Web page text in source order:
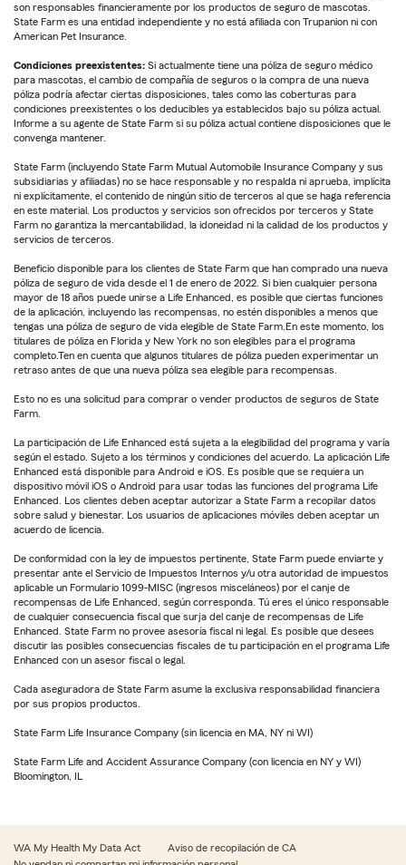
son responsables financieramente por los productos de seguro de mascotas.
State Farm es una entidad independiente y no está afiliada con Trupanion ni con
American Pet Insurance.
Condiciones preexistentes: Si actualmente tiene una póliza de seguro médico
para mascotas, el cambio de compañía de seguros o la compra de una nueva
póliza podría afectar ciertas disposiciones, tales como las coberturas para
condiciones preexistentes o los deducibles ya establecidos bajo su póliza actual.
Informe a su agente de State Farm si su póliza actual contiene disposiciones que le
convenga mantener.
State Farm (incluyendo State Farm Mutual Automobile Insurance Company y sus
subsidiarias y afiliadas) no se hace responsable y no respalda ni aprueba, implícita
ni explícitamente, el contenido de ningún sitio de terceros al que se haga referencia
en este material. Los productos y servicios son ofrecidos por terceros y State
Farm no garantiza la mercantabilidad, la idoneidad ni la calidad de los productos y
servicios de terceros.
Beneficio disponible para los clientes de State Farm que han comprado una nueva
póliza de seguro de vida desde el 1 de enero de 2022. Si bien cualquier persona
mayor de 18 años puede unirse a Life Enhanced, es posible que ciertas funciones
de la aplicación, incluyendo las recompensas, no estén disponibles a menos que
tengas una póliza de seguro de vida elegible de State Farm.En este momento, los
titulares de póliza en Florida y New York no son elegibles para el programa
completo.Ten en cuenta que algunos titulares de póliza pueden experimentar un
retraso antes de que una nueva póliza sea elegible para recompensas.
Esto no es una solicitud para comprar o vender productos de seguros de State
Farm.
La participación de Life Enhanced está sujeta a la elegibilidad del programa y varía
según el estado. Sujeto a los términos y condiciones del acuerdo. La aplicación Life
Enhanced está disponible para Android e iOS. Es posible que se requiera un
dispositivo móvil iOS o Android para usar todas las funciones del programa Life
Enhanced. Los clientes deben aceptar autorizar a State Farm a recopilar datos
sobre salud y bienestar. Los usuarios de aplicaciones móviles deben aceptar un
acuerdo de licencia.
De conformidad con la ley de impuestos pertinente, State Farm puede enviarte y
presentar ante el Servicio de Impuestos Internos y/u otra autoridad de impuestos
aplicable un Formulario 1099-MISC (ingresos misceláneos) por el canje de
recompensas de Life Enhanced, según corresponda. Tú eres el único responsable
de cualquier consecuencia fiscal que surja del canje de recompensas de Life
Enhanced. State Farm no provee asesoría fiscal ni legal. Es posible que desees
discutir las posibles consecuencias fiscales de tu participación en el programa Life
Enhanced con un asesor fiscal o legal.
Cada aseguradora de State Farm asume la exclusiva responsabilidad financiera
por sus propios productos.
State Farm Life Insurance Company (sin licencia en MA, NY ni WI)
State Farm Life and Accident Assurance Company (con licencia en NY y WI)
Bloomington, IL
WA My Health My Data Act
Aviso de recopilación de CA